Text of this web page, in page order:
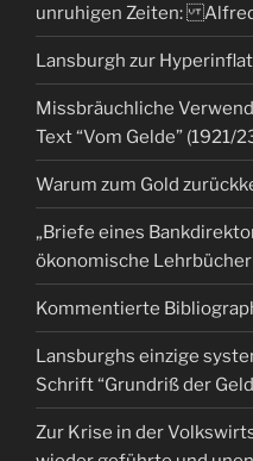
unruhigen Zeiten: Alfred
Lansburgh zur
Missbräuchliche
Text “Vom Gelde” (1921/
Warum zum Gold
„Briefe eines
ökonomische Lehrbücher
Kommentierte
Lansburghs einzige
Schrift “Grundriß der
Zur Krise in der